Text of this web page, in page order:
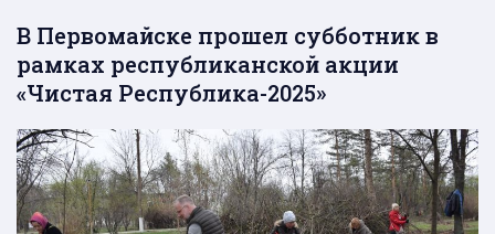
В Первомайске прошел субботник в
рамках республиканской акции
«Чистая Республика-2025»